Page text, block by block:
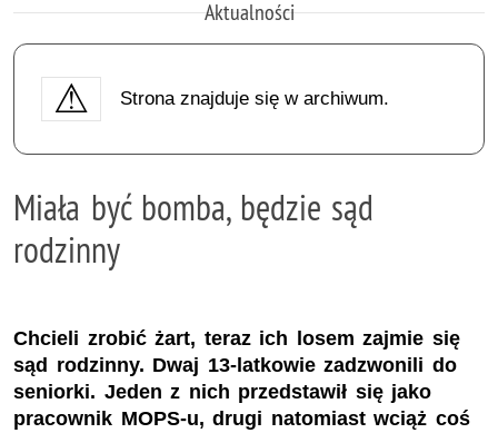
Aktualności
Strona znajduje się w archiwum.
Miała być bomba, będzie sąd
rodzinny
Chcieli zrobić żart, teraz ich losem zajmie się
sąd rodzinny. Dwaj 13-latkowie zadzwonili do
seniorki. Jeden z nich przedstawił się jako
pracownik MOPS-u, drugi natomiast wciąż coś